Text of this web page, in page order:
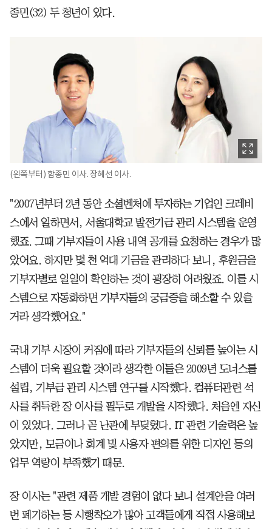
종민(32) 두 청년이 있다.
(왼쪽부터) 함종민 이사. 장혜선 이사.
"2007년부터 2년 동안 소셜벤처에 투자하는 기업인 크레비
스에서 일하면서, 서울대학교 발전기금 관리 시스템을 운영
했죠. 그때 기부자들이 사용 내역 공개를 요청하는 경우가 많
았어요. 하지만 몇 천 억대 기금을 관리하다 보니, 후원금을
기부자별로 일일이 확인하는 것이 굉장히 어려웠죠. 이를 시
스템으로 자동화하면 기부자들의 궁금증을 해소할 수 있을
거라 생각했어요."
국내 기부 시장이 커짐에 따라 기부자들의 신뢰를 높이는 시
스템이 더욱 필요할 것이라 생각한 이들은 2009년 도너스를
설립, 기부금 관리 시스템 연구를 시작했다. 컴퓨터관련 석
사를 취득한 장 이사를 필두로 개발을 시작했다. 처음엔 자신
이 있었다. 그러나 곧 난관에 부딪혔다. IT 관련 기술력은 높
았지만, 모금이나 회계 및 사용자 편의를 위한 디자인 등의
업무 역량이 부족했기 때문.
장 이사는 "관련 제품 개발 경험이 없다 보니 설계안을 여러
번 폐기하는 등 시행착오가 많아 고객들에게 직접 사용해보